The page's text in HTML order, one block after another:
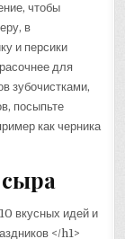
чтобы
в
и персики
для
зубочистками,
посыпьте
как черника